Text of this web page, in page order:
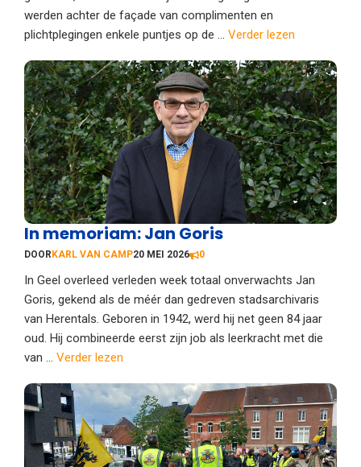
werden achter de façade van complimenten en
plichtplegingen enkele puntjes op de ... Verder lezen
In memoriam: Jan Goris
DOOR KARL VAN CAMP20 MEI 2026 0
In Geel overleed verleden week totaal onverwachts Jan
Goris, gekend als de méér dan gedreven stadsarchivaris
van Herentals. Geboren in 1942, werd hij net geen 84 jaar
oud. Hij combineerde eerst zijn job als leerkracht met die
van ... Verder lezen